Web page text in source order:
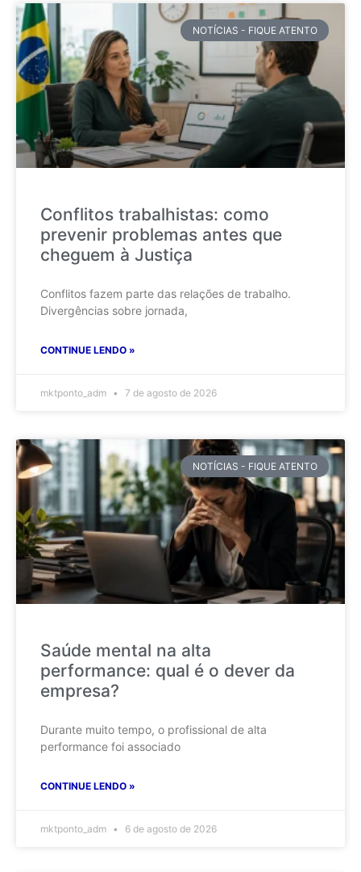
NOTÍCIAS - FIQUE ATENTO
Conflitos trabalhistas: como
prevenir problemas antes que
cheguem à Justiça
Conflitos fazem parte das relações de trabalho.
Divergências sobre jornada,
CONTINUE LENDO »
mktponto_adm 7 de agosto de 2026
NOTÍCIAS - FIQUE ATENTO
Saúde mental na alta
performance: qual é o dever da
empresa?
Durante muito tempo, o profissional de alta
performance foi associado
CONTINUE LENDO »
mktponto_adm 6 de agosto de 2026